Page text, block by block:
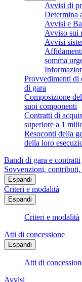
Avvisi di
Determina
Avvisi e
Avviso sui
Avvisi
somma
Provvedimenti di
di gara
Composizione
suoi componenti
Contratti di
superiore a 1
Resoconti della
della loro
Bandi di gara e contratti
Sovvenzioni,
Espandi
Criteri e modalità
Espandi
Criteri e modalità
Atti di concessione
Espandi
Atti di
Avvisi